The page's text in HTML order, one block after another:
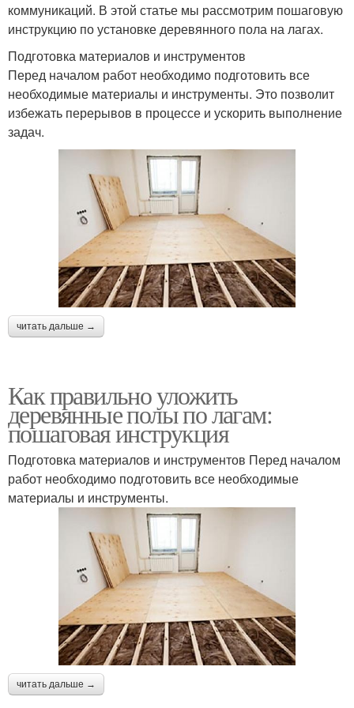
коммуникаций. В этой статье мы рассмотрим пошаговую
инструкцию по установке деревянного пола на лагах.
Подготовка материалов и инструментов
Перед началом работ необходимо подготовить все
необходимые материалы и инструменты. Это позволит
избежать перерывов в процессе и ускорить выполнение
задач.
читать дальше →
Как правильно уложить
деревянные полы по лагам:
пошаговая инструкция
Подготовка материалов и инструментов Перед началом
работ необходимо подготовить все необходимые
материалы и инструменты.
читать дальше →